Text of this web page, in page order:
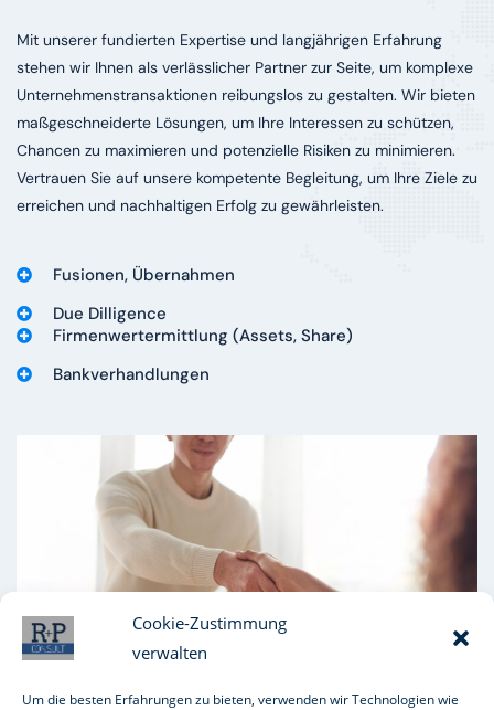
Cookie-Zustimmung
verwalten
Um die besten Erfahrungen zu bieten, verwenden wir Technologien wie
Mit unserer fundierten Expertise und langjährigen Erfahrung
stehen wir Ihnen als verlässlicher Partner zur Seite, um komplexe
Unternehmenstransaktionen reibungslos zu gestalten. Wir bieten
maßgeschneiderte Lösungen, um Ihre Interessen zu schützen,
Chancen zu maximieren und potenzielle Risiken zu minimieren.
Vertrauen Sie auf unsere kompetente Begleitung, um Ihre Ziele zu
erreichen und nachhaltigen Erfolg zu gewährleisten.
Fusionen, Übernahmen
Due Dilligence
Firmenwertermittlung (Assets, Share)
Bankverhandlungen